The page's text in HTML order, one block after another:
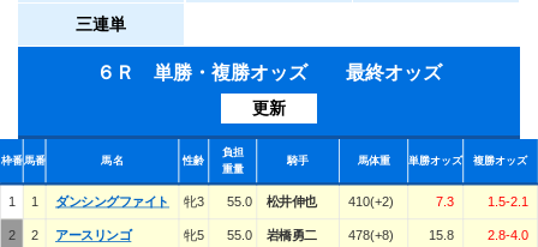
三連単
６Ｒ 単勝・複勝オッズ 最終オッズ
更新
枠番馬番 馬名 性齢
負担
重量
騎手 馬体重 単勝オッズ 複勝オッズ
1 1 ダンシングファイト 牝3 55.0 松井伸也 410(+2) 7.3 1.5-2.1
2 2 アースリンゴ 牝5 55.0 岩橋勇二 478(+8) 15.8 2.8-4.0